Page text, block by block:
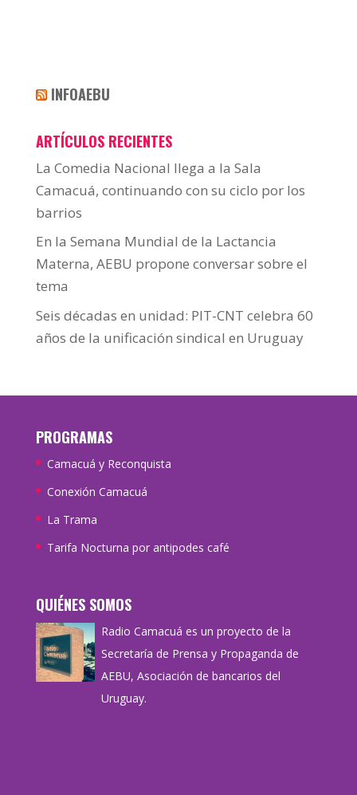
INFOAEBU
ARTÍCULOS RECIENTES
La Comedia Nacional llega a la Sala
Camacuá, continuando con su ciclo por los
barrios
En la Semana Mundial de la Lactancia
Materna, AEBU propone conversar sobre el
tema
Seis décadas en unidad: PIT-CNT celebra 60
años de la unificación sindical en Uruguay
PROGRAMAS
Camacuá y Reconquista
Conexión Camacuá
La Trama
Tarifa Nocturna por antipodes café
QUIÉNES SOMOS
Radio Camacuá es un proyecto de la
Secretaría de Prensa y Propaganda de
AEBU, Asociación de bancarios del
Uruguay.